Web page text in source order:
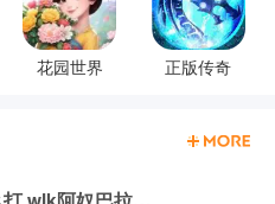
花园世界 正版传奇